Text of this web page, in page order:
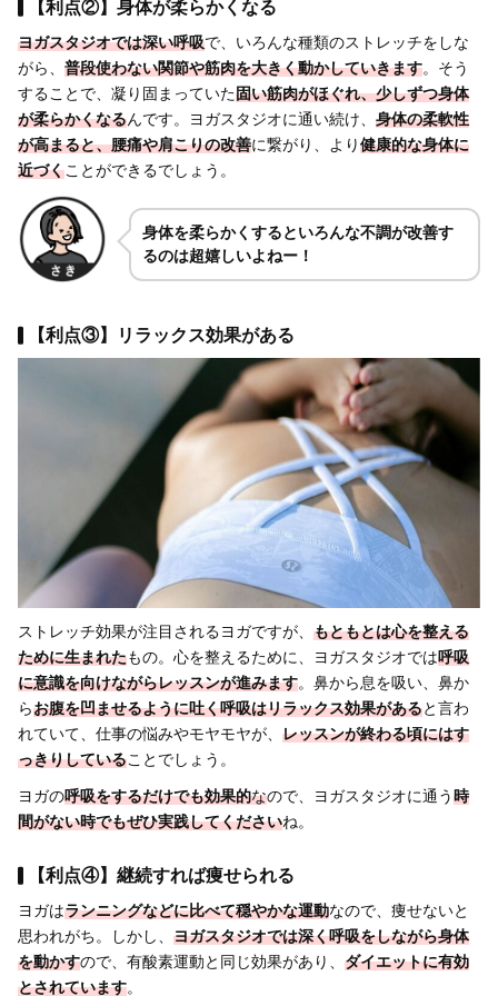
【利点②】身体が柔らかくなる
ヨガスタジオでは深い呼吸で、いろんな種類のストレッチをしな
がら、 普段使わない関節や筋肉を大きく動かしていきます。そう
することで、凝り固まっていた固い筋肉がほぐれ、少しずつ身体
が柔らかくなるんです。ヨガスタジオに通い続け、 身体の柔軟性
が高まると、腰痛や肩こりの改善に繋がり、より健康的な身体に
近づくことができるでしょう。
身体を柔らかくするといろんな不調が改善す
るのは超嬉しいよねー！
【利点③】リラックス効果がある
ストレッチ効果が注目されるヨガですが、 もともとは心を整える
ために生まれたもの。心を整えるために、ヨガスタジオでは呼吸
に意識を向けながらレッスンが進みます。鼻から息を吸い、鼻か
らお腹を凹ませるように吐く呼吸はリラックス効果があると言わ
れていて、仕事の悩みやモヤモヤが、 レッスンが終わる頃にはす
っきりしていることでしょう。
ヨガの呼吸をするだけでも効果的なので、ヨガスタジオに通う時
間がない時でもぜひ実践してくださいね。
【利点④】継続すれば痩せられる
ヨガはランニングなどに比べて穏やかな運動なので、痩せないと
思われがち。しかし、 ヨガスタジオでは深く呼吸をしながら身体
を動かすので、有酸素運動と同じ効果があり、 ダイエットに有効
とされています。